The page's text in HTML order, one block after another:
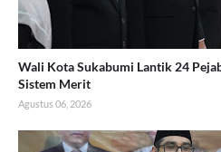
Wali Kota Sukabumi Lantik 24
Sistem Merit
Agustus 06, 2026